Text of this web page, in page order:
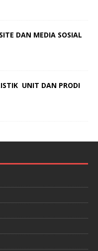
DAN MEDIA SOSIAL
UNIT DAN PRODI